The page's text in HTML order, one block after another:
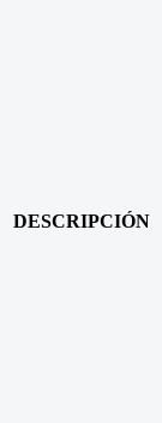
DESCRIPCIÓN